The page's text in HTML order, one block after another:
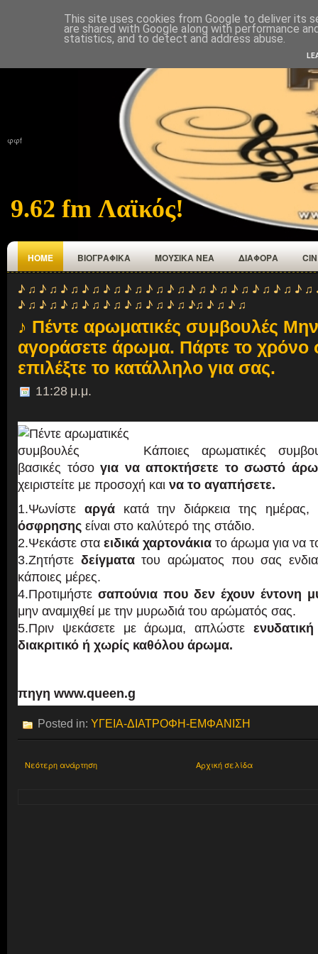
ΠΟΙΟΙ ΕΜΑΣΤΕ ΑΝΑΜΕΤΑΔΟΤΕΣ ΕΠΙΚΟΙΝΩΝΙΑ
φφf
9.62 fm Λαϊκός!
HOME ΒΙΟΓΡΑΦΙΚΑ ΜΟΥΣΙΚΑ ΝΕΑ ΔΙΑΦΟΡΑ
♪ ♫ ♪ ♫ ♪ ♫ ♪ ♫ ♪ ♫ ♪ ♫ ♪ ♫ ♪ ♫ ♪ ♫ ♪ ♫ ♪ ♫ ♪ ♫ ♪ ♫ ♪
♪ ♫ ♪ ♫ ♪ ♫ ♪ ♫ ♪ ♫ ♪ ♫ ♪ ♫ ♪ ♫ ♪♫ ♪ ♫ ♪ ♫
♪ Πέντε αρωματικές συμβουλές Μην
αγοράσετε άρωμα. Πάρτε το χρόνο
επιλέξτε το κατάλληλο για σας.
11:28 μ.μ.
Κάποιες αρωματικές
βασικές τόσο για να αποκτήσετε το σωστό
χειριστείτε με προσοχή και να το αγαπήσετε.
1.Ψωνίστε αργάκατά την διάρκεια της
όσφρησης είναι στο καλύτερό της στάδιο.
2.Ψεκάστε στα ειδικά χαρτονάκια το άρωμα για να
3.Ζητήστε δείγματατου αρώματος που σας
κάποιες μέρες.
4.Προτιμήστε σαπούνια που δεν έχουν έντονη
μην αναμιχθεί με την μυρωδιά του αρώματός σας.
5.Πριν ψεκάσετε με άρωμα, απλώστε
διακριτικό ή χωρίς καθόλου άρωμα.
πηγη www.queen.g
Posted in: ΥΓΕΙΑ-ΔΙΑΤΡΟΦΗ-ΕΜΦΑΝΙΣΗ
Νεότερη ανάρτηση Αρχική σελίδα
This site uses cookies from Google to deliver its
are shared with Google along with performance
statistics, and to detect and address abuse.